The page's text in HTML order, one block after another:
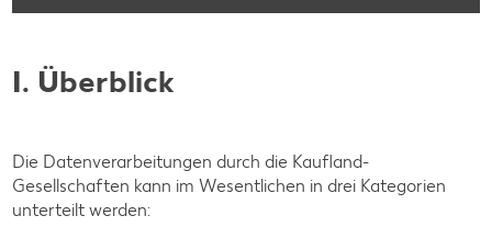
I. Überblick
Die Datenverarbeitungen durch die Kaufland-
Gesellschaften kann im Wesentlichen in drei Kategorien
unterteilt werden: